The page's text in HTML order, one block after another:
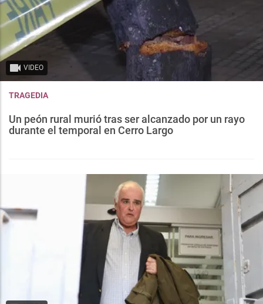
VIDEO
TRAGEDIA
Un peón rural murió tras ser alcanzado por un rayo
durante el temporal en Cerro Largo